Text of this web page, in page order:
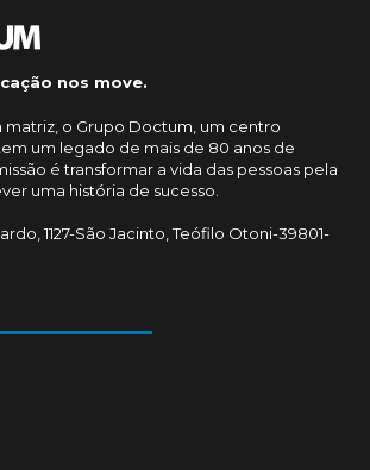
nos move.
matriz, o Grupo Doctum, um centro
um legado de mais de 80 anos de
é transformar a vida das pessoas pela
uma história de sucesso.
1127-São Jacinto, Teófilo Otoni-39801-